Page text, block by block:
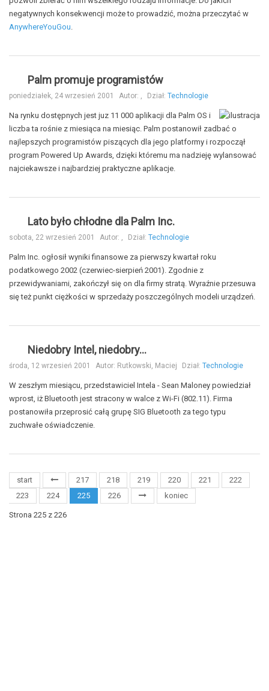
negatywnych konsekwencji może to prowadzić, można przeczytać w
AnywhereYouGou.
Palm promuje programistów
poniedziałek, 24 wrzesień 2001 Autor: , Dział: Technologie
Na rynku dostępnych jest juz 11 000 aplikacji dla Palm OS i
liczba ta rośnie z miesiąca na miesiąc. Palm postanowił zadbać o
najlepszych programistów piszących dla jego platformy i rozpoczął
program Powered Up Awards, dzięki któremu ma nadzieję wylansować
najciekawsze i najbardziej praktyczne aplikacje.
Lato było chłodne dla Palm Inc.
sobota, 22 wrzesień 2001 Autor: , Dział: Technologie
Palm Inc. ogłosił wyniki finansowe za pierwszy kwartał roku
podatkowego 2002 (czerwiec-sierpień 2001). Zgodnie z
przewidywaniami, zakończył się on dla firmy stratą. Wyraźnie przesuwa
się też punkt ciężkości w sprzedaży poszczególnych modeli urządzeń.
Niedobry Intel, niedobry...
środa, 12 wrzesień 2001 Autor: Rutkowski, Maciej Dział: Technologie
W zeszłym miesiącu, przedstawiciel Intela - Sean Maloney powiedział
wprost, iż Bluetooth jest stracony w walce z Wi-Fi (802.11). Firma
postanowiła przeprosić całą grupę SIG Bluetooth za tego typu
zuchwałe oświadczenie.
start 217 218 219 220 221
222
223
224 225 226 koniec
Strona 225 z 226